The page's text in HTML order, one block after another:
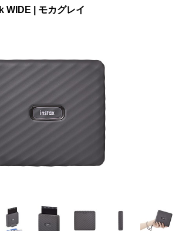
WIDE | モカグレイ